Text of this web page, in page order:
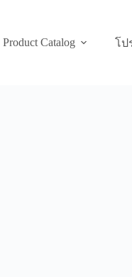
Product Catalog
โป